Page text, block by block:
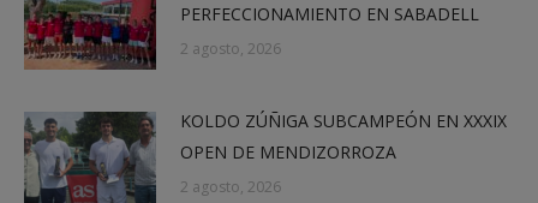
PERFECCIONAMIENTO EN SABADELL
2 agosto, 2026
KOLDO ZÚÑIGA SUBCAMPEÓN EN XXXIX
OPEN DE MENDIZORROZA
2 agosto, 2026